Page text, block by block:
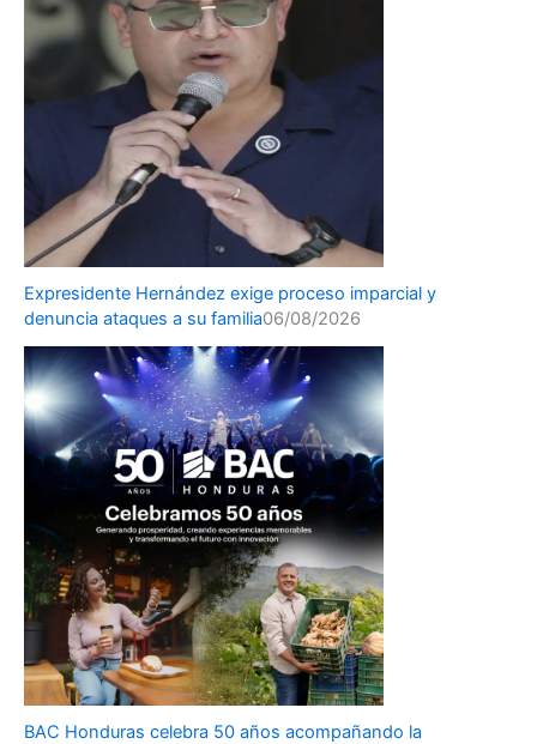
Expresidente Hernández exige proceso imparcial y
denuncia ataques a su familia06/08/2026
BAC Honduras celebra 50 años acompañando la